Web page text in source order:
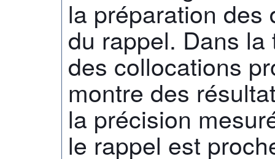
la préparation des
du rappel. Dans la
des collocations
montre des
la précision
le rappel est